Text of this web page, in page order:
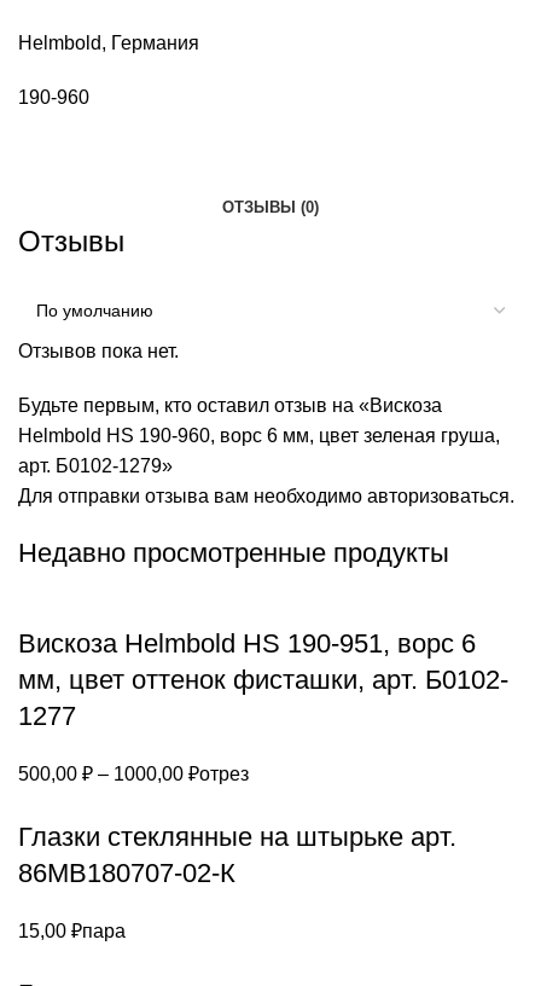
Helmbold, Германия
190-960
ОТЗЫВЫ (0)
Отзывы
Отзывов пока нет.
Будьте первым, кто оставил отзыв на «Вискоза
Helmbold HS 190-960, ворс 6 мм, цвет зеленая груша,
арт. Б0102-1279»
Для отправки отзыва вам необходимо авторизоваться.
Недавно просмотренные продукты
Вискоза Helmbold HS 190-951, ворс 6
мм, цвет оттенок фисташки, арт. Б0102-
1277
500,00 ₽ – 1000,00 ₽Диапазон
500,00 ₽
–
отрез
Глазки стеклянные на штырьке арт.
86МВ180707-02-К
15,00 ₽пара